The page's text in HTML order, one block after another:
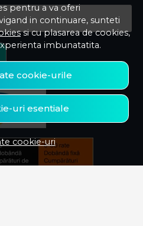
pentru a va oferi
in continuare, sunteti
si cu plasarea de cookies,
imbunatatita.
cookie-urile
uri esentiale
cookie-uri